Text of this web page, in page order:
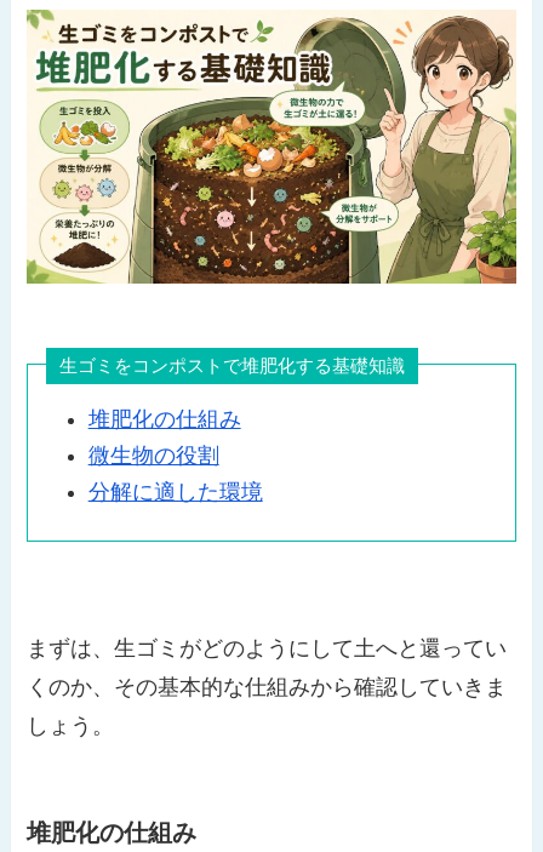
生ゴミをコンポストで堆肥化する基礎知識
堆肥化の仕組み
微生物の役割
分解に適した環境
まずは、生ゴミがどのようにして土へと還ってい
くのか、その基本的な仕組みから確認していきま
しょう。
堆肥化の仕組み